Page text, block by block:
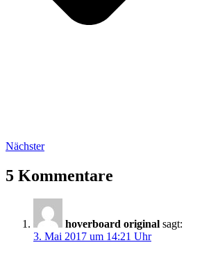
Nächster
5 Kommentare
hoverboard original sagt:
3. Mai 2017 um 14:21 Uhr